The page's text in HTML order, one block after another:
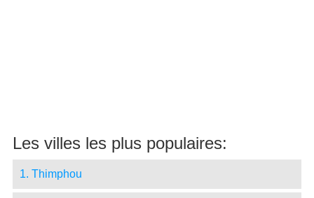
Les villes les plus populaires:
1. Thimphou